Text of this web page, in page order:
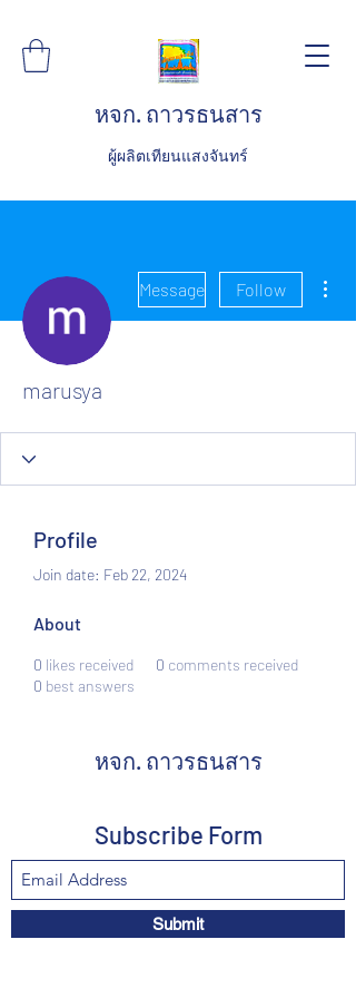
หจก. ถาวรธนสาร
ผู้ผลิตเทียนแสงจันทร์
Message Follow
marusya
Profile
Join date: Feb 22, 2024
About
0 likes received 0 comments received
0 best answers
หจก. ถาวรธนสาร
Subscribe Form
Submit